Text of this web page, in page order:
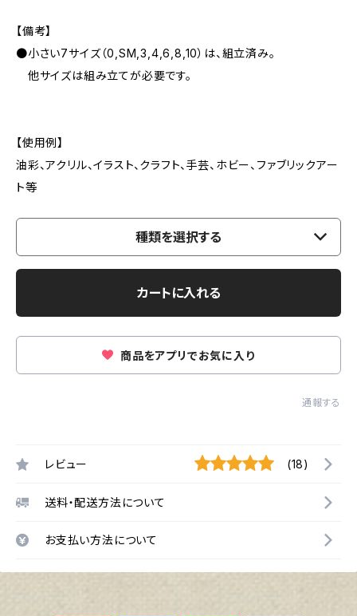
【備考】
●小さい7サイズ（0,SM,3,4,6,8,10）は、組立済み。
他サイズは組み立てが必要です。
【使用例】
油彩、アクリル、イラスト、クラフト、手芸、ホビー、ファブリックアー
ト等
種類を選択する
カートに入れる
商品をアプリでお気に入り
通報する
レビュー (18)
送料・配送方法について
お支払い方法について